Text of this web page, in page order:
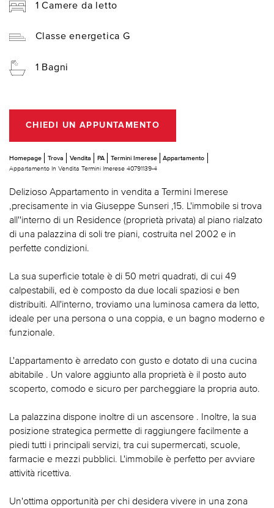
1 Camere da letto
Classe energetica G
1 Bagni
CHIEDI UN APPUNTAMENTO
Homepage Trova Vendita PA Termini Imerese
Appartamento
Appartamento In Vendita Termini Imerese 40791139-4
Delizioso Appartamento in vendita a Termini Imerese
,precisamente in via Giuseppe Sunseri ,15. L'immobile si trova
all''interno di un Residence (proprietà privata) al piano rialzato
di una palazzina di soli tre piani, costruita nel 2002 e in
perfette condizioni.
La sua superficie totale è di 50 metri quadrati, di cui 49
calpestabili, ed è composto da due locali spaziosi e ben
distribuiti. All'interno, troviamo una luminosa camera da letto,
ideale per una persona o una coppia, e un bagno moderno e
funzionale.
L'appartamento è arredato con gusto e dotato di una cucina
abitabile . Un valore aggiunto alla proprietà è il posto auto
scoperto, comodo e sicuro per parcheggiare la propria auto.
La palazzina dispone inoltre di un ascensore . Inoltre, la sua
posizione strategica permette di raggiungere facilmente a
piedi tutti i principali servizi, tra cui supermercati, scuole,
farmacie e mezzi pubblici. L'immobile è perfetto per avviare
attività ricettiva.
Un'ottima opportunità per chi desidera vivere in una zona